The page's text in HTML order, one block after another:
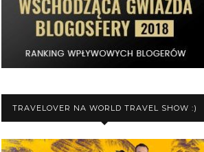
TRAVELOVER NA WORLD TRAVEL SHOW :)